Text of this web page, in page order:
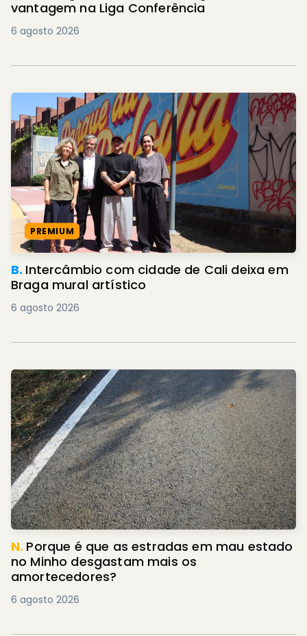
vantagem na Liga Conferência
6 agosto 2026
PREMIUM
B. Intercâmbio com cidade de Cali deixa em
Braga mural artístico
6 agosto 2026
N. Porque é que as estradas em mau estado
no Minho desgastam mais os
amortecedores?
6 agosto 2026